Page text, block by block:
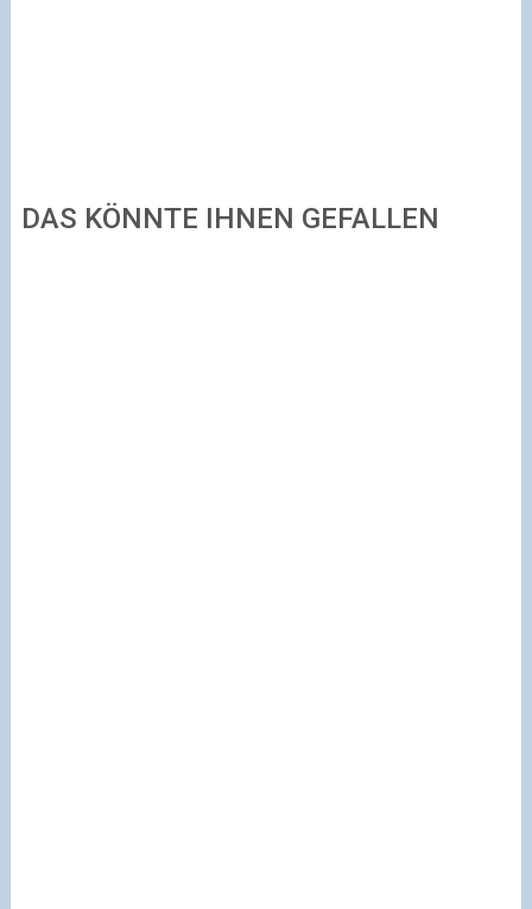
DAS KÖNNTE IHNEN GEFALLEN